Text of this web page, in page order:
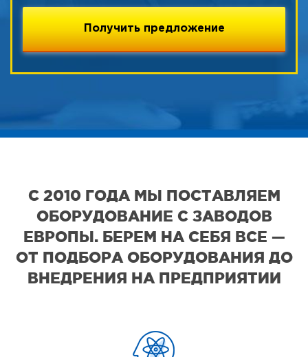
С 2010 ГОДА МЫ ПОСТАВЛЯЕМ
ОБОРУДОВАНИЕ С ЗАВОДОВ
ЕВРОПЫ. БЕРЕМ НА СЕБЯ ВСЕ —
ОТ ПОДБОРА ОБОРУДОВАНИЯ ДО
ВНЕДРЕНИЯ НА ПРЕДПРИЯТИИ